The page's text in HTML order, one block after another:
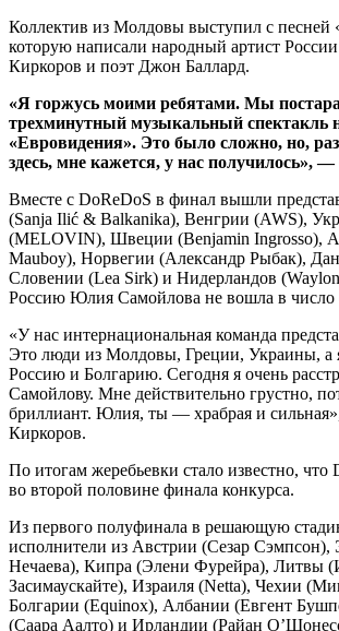
Коллектив из Молдовы выступил с песней
которую написали народный артист
Киркоров и поэт Джон Баллард.
«Я горжусь моими ребятами. Мы
трехминутный музыкальный спектакль
«Евровидения». Это было сложно, но,
здесь, мне кажется, у нас получилось»,
Вместе с DoReDoS в финал вышли
(Sanja Ilić & Balkanika), Венгрии (AWS),
(MELOVIN), Швеции (Benjamin Ingrosso),
Mauboy), Норвегии (Александр Рыбак),
Словении (Lea Sirk) и Нидерландов
Россию Юлия Самойлова не вошла в число
«У нас интернациональная команда
Это люди из Молдовы, Греции, Украины, а
Россию и Болгарию. Сегодня я очень
Самойлову. Мне действительно грустно,
бриллиант. Юлия, ты — храбрая и
Киркоров.
По итогам жеребьевки стало известно, что
во второй половине финала конкурса.
Из первого полуфинала в решающую
исполнители из Австрии (Сезар Сэмпсон),
Нечаева), Кипра (Элени Фурейра), Литвы
Засимаускайте), Израиля (Netta), Чехии
Болгарии (Equinox), Албании (Евгент
(Саара Аалто) и Ирландии (Райан